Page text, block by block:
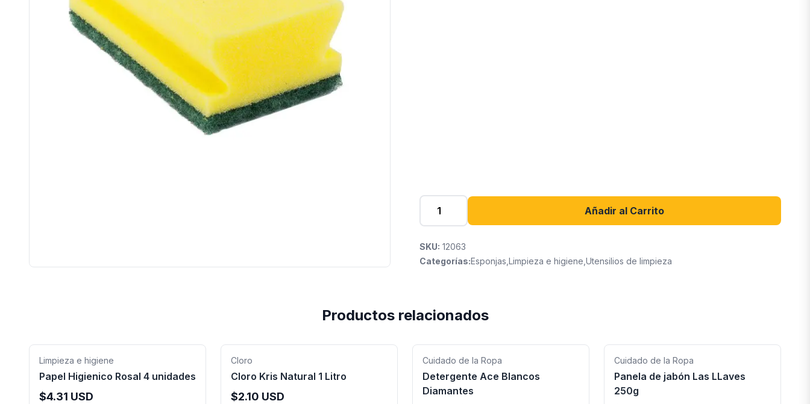
Añadir al Carrito
SKU: 12063
Categorías:Esponjas Limpieza e higiene Utensilios de limpieza
Productos relacionados
Limpieza e higiene
Papel Higienico Rosal 4 unidades
$4.31 USD
Cloro
Cloro Kris Natural 1 Litro
$2.10 USD
Cuidado de la Ropa
Detergente Ace Blancos
Diamantes
Cuidado de la Ropa
Panela de jabón Las LLaves
250g